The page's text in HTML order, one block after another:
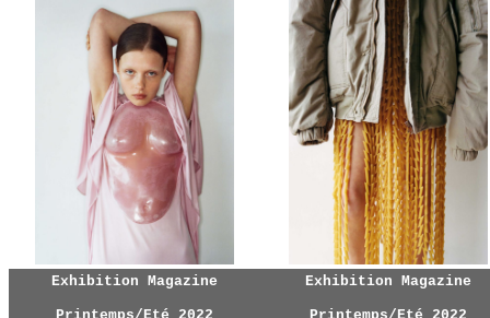
Exhibition Magazine Exhibition Magazine